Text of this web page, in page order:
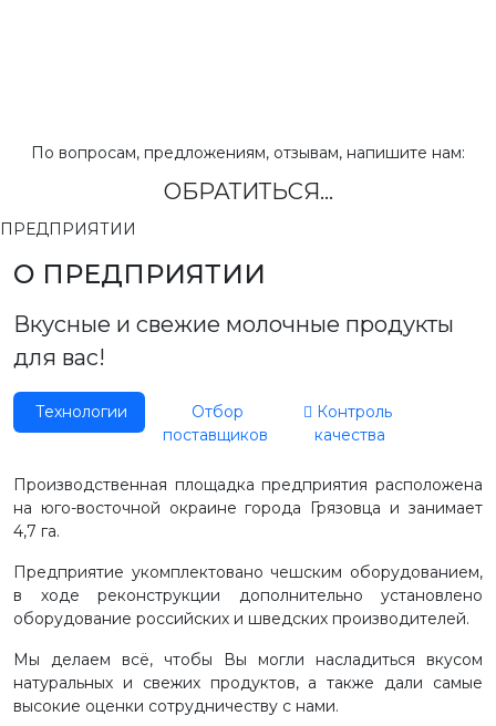
По вопросам, предложениям, отзывам, напишите нам:
ОБРАТИТЬСЯ...
ПРЕДПРИЯТИИ
О ПРЕДПРИЯТИИ
Вкусные и свежие молочные продукты
для вас!
Технологии
Отбор
поставщиков
Контроль
качества
Производственная площадка предприятия расположена
на юго-восточной окраине города Грязовца и занимает
4,7 га.
Предприятие укомплектовано чешским оборудованием,
в ходе реконструкции дополнительно установлено
оборудование российских и шведских производителей.
Мы делаем всё, чтобы Вы могли насладиться вкусом
натуральных и свежих продуктов, а также дали самые
высокие оценки сотрудничеству с нами.